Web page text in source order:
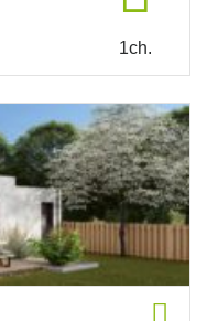
1ch.